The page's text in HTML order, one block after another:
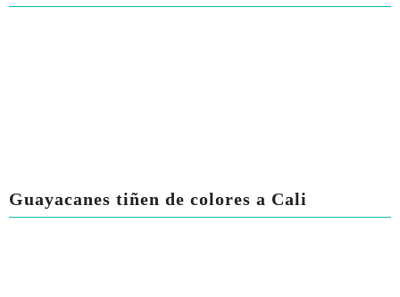
Guayacanes tiñen de colores a Cali